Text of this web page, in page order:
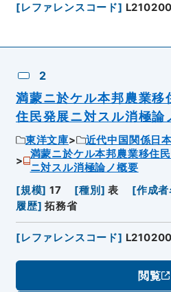
[レファレンスコード]
2
満蒙ニ於ケル本邦農業移
住民発展ニ対スル消極論
東洋文庫
近代中国関係日
満蒙ニ於ケル本邦農業移住
ニ対スル消極論ノ概要
[規模] 17 [種別 ] 表 [作成
履歴] 拓務省
[レファレンスコード]
閲覧